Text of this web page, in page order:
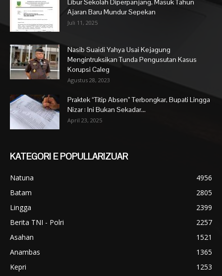
Libur Sekolah Diperpanjang, Masuk Tahun
Ajaran Baru Mundur Sepekan
Juli 11, 2025
Nasib Suaidi Yahya Usai Kejagung
Mengintruksikan Tunda Pengusutan Kasus
Korupsi Caleg
Agustus 28, 2023
Praktek “Titip Absen” Terbongkar, Bupati Lingga
Nizar : Ini Bukan Sekadar...
April 23, 2025
KATEGORI E POPULLARIZUAR
Natuna
4956
Batam
2805
Lingga
2399
Berita TNI - Polri
2257
Asahan
1521
Anambas
1365
Kepri
1253